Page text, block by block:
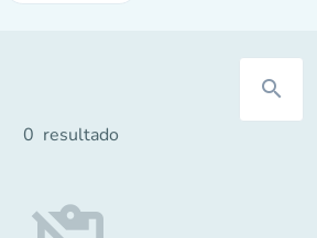
search
0 resultado